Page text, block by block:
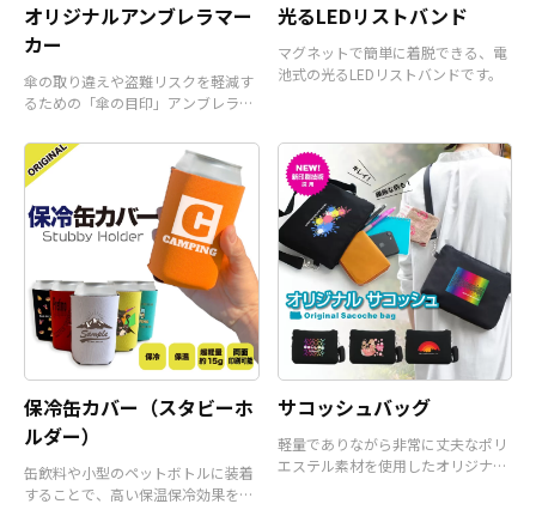
オリジナルアンブレラマー
カー
傘の取り違えや盗難リスクを軽減す
るための「傘の目印」アンブレラマ
光るLEDリストバンド
マグネットで簡単に着脱できる、電
池式の光るLEDリストバンドです。
保冷缶カバー（スタビーホ
ルダー）
缶飲料や小型のペットボトルに装着
することで、高い保温保冷効果を発
サコッシュバッグ
軽量でありながら非常に丈夫なポリ
エステル素材を使用したオリジナル